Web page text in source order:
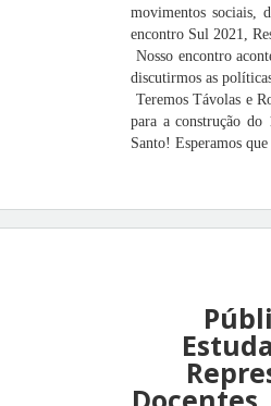
movimentos sociais,
encontro Sul 2021,
Nosso encontro
discutirmos as
Teremos Távolas e
para a construção
Santo! Esperamos